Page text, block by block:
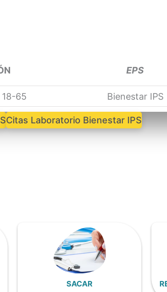
EPS
65 Bienestar IPS
Citas Laboratorio Bienestar IPS
SACAR